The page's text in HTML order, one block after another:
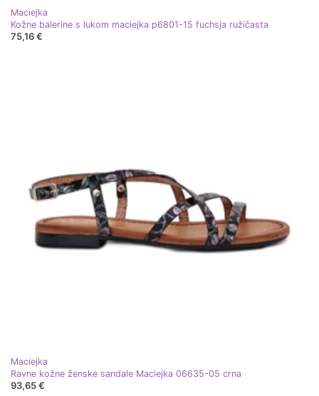
Maciejka
Kožne balerine s lukom maciejka p6801-15 fuchsja ružičasta
75,16 €
Maciejka
Ravne kožne ženske sandale Maciejka 06635-05 crna
93,65 €